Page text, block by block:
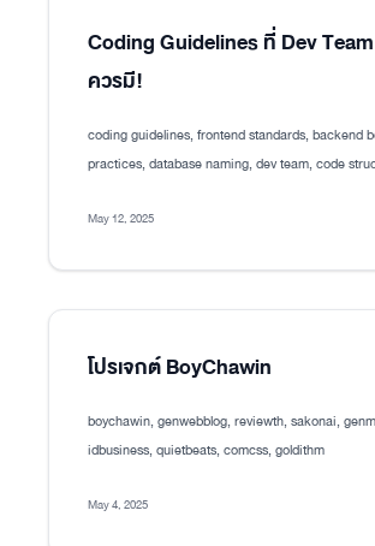
Coding Guidelines ที่ Dev
ควรมี!
coding guidelines, frontend standards, backend
practices, database naming, dev team, code
May 12, 2025
โปรเจกต์ BoyChawin
boychawin, genwebblog, reviewth, sakonai,
idbusiness, quietbeats, comcss, goldithm
May 4, 2025